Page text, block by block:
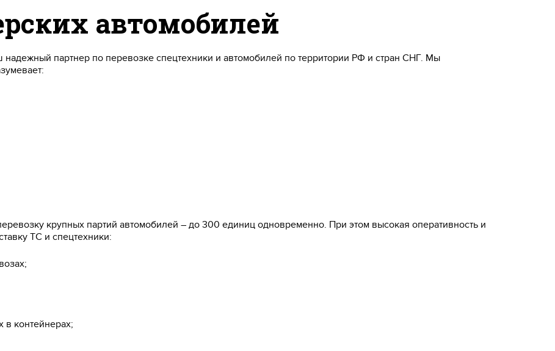
автомобилей
надежный партнер по перевозке спецтехники и автомобилей по территории РФ и стран СНГ. Мы
крупных партий автомобилей – до 300 единиц одновременно. При этом высокая оперативность и
ТС и спецтехники:
в контейнерах;